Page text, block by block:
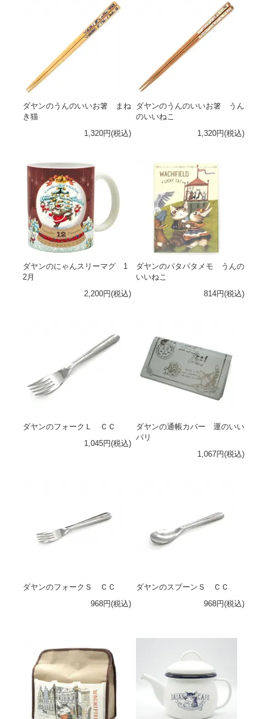
ダヤンのうんのいいお箸 まね
き猫
1,320円(税込)
ダヤンのうんのいいお箸 うん
のいいねこ
1,320円(税込)
ダヤンのにゃんスリーマグ 1
2月
2,200円(税込)
ダヤンのパタパタメモ うんの
いいねこ
814円(税込)
ダヤンのフォークＬ ＣＣ
1,045円(税込)
ダヤンの通帳カバー 運のいい
パリ
1,067円(税込)
ダヤンのフォークＳ ＣＣ
968円(税込)
ダヤンのスプーンＳ ＣＣ
968円(税込)